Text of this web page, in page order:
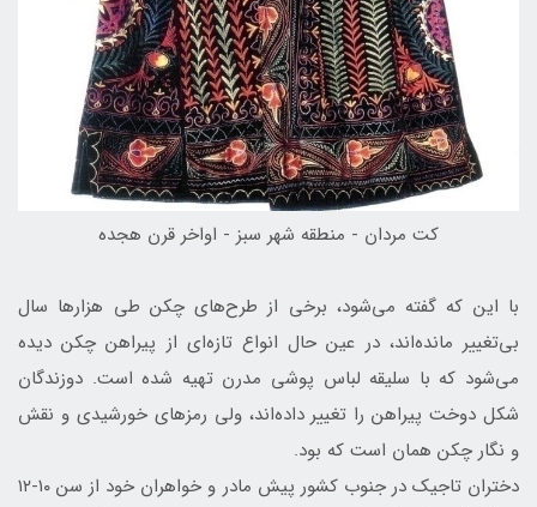
كت مردان - منطقه شهر سبز - اواخر قرن هجده
با این که گفته می‌شود، برخی از طرح‌های چکن طی هزارها سال
بی‌تغییر مانده‌اند، در عین حال انواع تازه‌ای از پیراهن چکن دیده
می‌شود که با سلیقه لباس پوشی مدرن تهیه شده است. دوزندگان
شکل دوخت پیراهن را تغییر داده‌اند، ولی رمزهای خورشیدی و نقش
و نگار چکن همان است که بود.
دختران تاجیک در جنوب کشور پیش مادر و خواهران خود از سن ۱۰-۱۲